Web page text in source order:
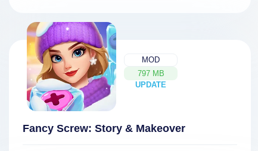
MOD
797 MB
UPDATE
NEW
Fancy Screw: Story & Makeover